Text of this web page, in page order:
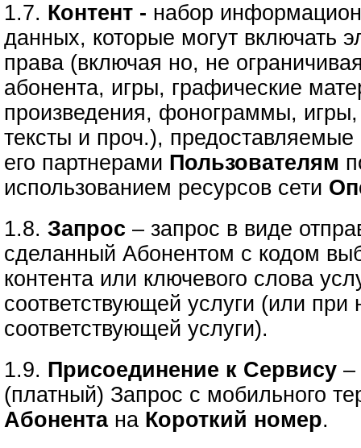
1.7. Контент - набор
данных, которые могут включать
права (включая но, не
абонента, игры, графические
произведения, фонограммы,
тексты и проч.), предоставляемые
его партнерами Пользователям
использованием ресурсов сети
1.8.Запрос– запрос в виде
сделанный Абонентом с кодом
контента или ключевого слова
соответствующей услуги (или
соответствующей услуги).
1.9. Присоединение к Сервису–
(платный) Запрос с мобильного
Абонентана Короткий номер.